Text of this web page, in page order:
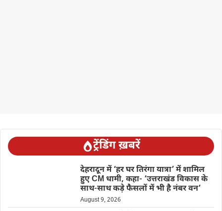
ट्रेंडिंग ख़बरें
देहरादून में ‘हर घर तिरंगा यात्रा’ में शामिल
हुए CM धामी, कहा- ‘उत्तराखंड विकास के
साथ-साथ कड़े फैसलों में भी है नंबर वन’
August 9, 2026